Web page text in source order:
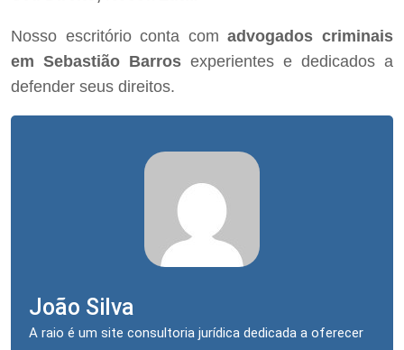
Nosso escritório conta comadvogados criminais
em Sebastião Barros experientes e dedicados a
defender seus direitos.
João Silva
A raio é um site consultoria jurídica dedicada a oferecer